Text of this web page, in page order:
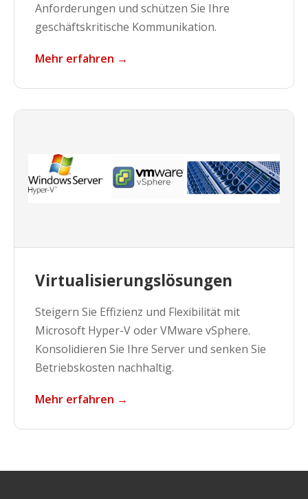
Anforderungen und schützen Sie Ihre
geschäftskritische Kommunikation.
Mehr erfahren →
Virtualisierungslösungen
Steigern Sie Effizienz und Flexibilität mit
Microsoft Hyper-V oder VMware vSphere.
Konsolidieren Sie Ihre Server und senken Sie
Betriebskosten nachhaltig.
Mehr erfahren →